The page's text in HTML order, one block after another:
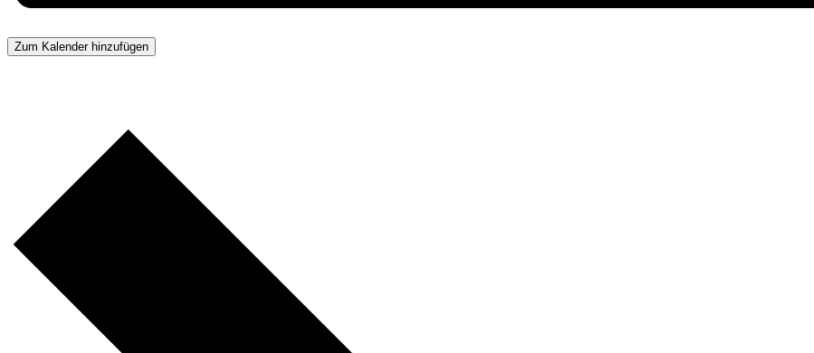
Zum Kalender hinzufügen